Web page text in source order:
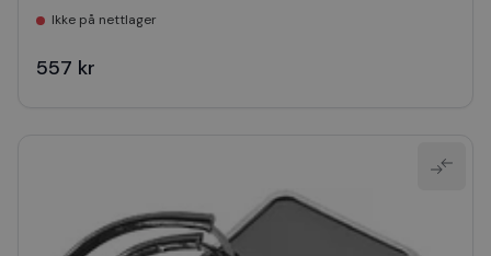
Ikke på nettlager
557 kr